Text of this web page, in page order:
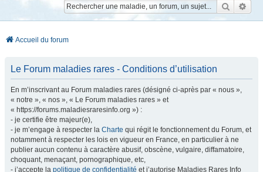
Accueil du forum
Le Forum maladies rares - Conditions d’utilisation
En m’inscrivant au Forum maladies rares (désigné ci-après par « nous »,
« notre », « nos », « Le Forum maladies rares » et
« https://forums.maladiesraresinfo.org ») :
- je certifie être majeur(e),
- je m’engage à respecter la Charte qui régit le fonctionnement du Forum, et
notamment à respecter les lois en vigueur en France, en particulier à ne
publier aucun contenu à caractère abusif, obscène, vulgaire, diffamatoire,
choquant, menaçant, pornographique, etc,
- j’accepte la politique de confidentialité et j’autorise Maladies Rares Info